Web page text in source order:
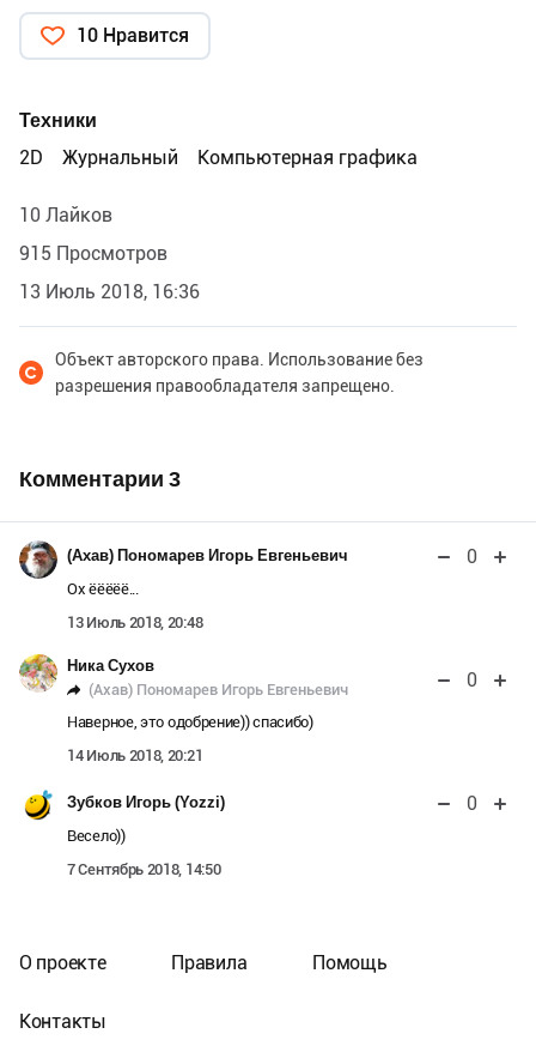
10 Нравится
Техники
2D
Журнальный Компьютерная графика
10 Лайков
915 Просмотров
13 Июль 2018, 16:36
Объект авторского права. Использование без
разрешения правообладателя запрещено.
Комментарии 3
(Ахав) Пономарев Игорь Евгеньевич 0
Ох ёёёёё...
13 Июль 2018, 20:48
Ника Сухов
(Ахав) Пономарев Игорь Евгеньевич
0
Наверное, это одобрение)) спасибо)
14 Июль 2018, 20:21
Зубков Игорь (Yozzi) 0
Весело))
7 Сентябрь 2018, 14:50
О проекте Правила Помощь
Контакты